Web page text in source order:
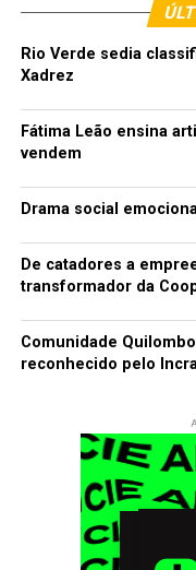
Rio Verde sedia
Xadrez
Fátima Leão ensina
vendem
Drama social
De catadores a
transformador da
Comunidade
reconhecido pelo